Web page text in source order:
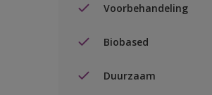
Voorbehandeling
Biobased
Duurzaam